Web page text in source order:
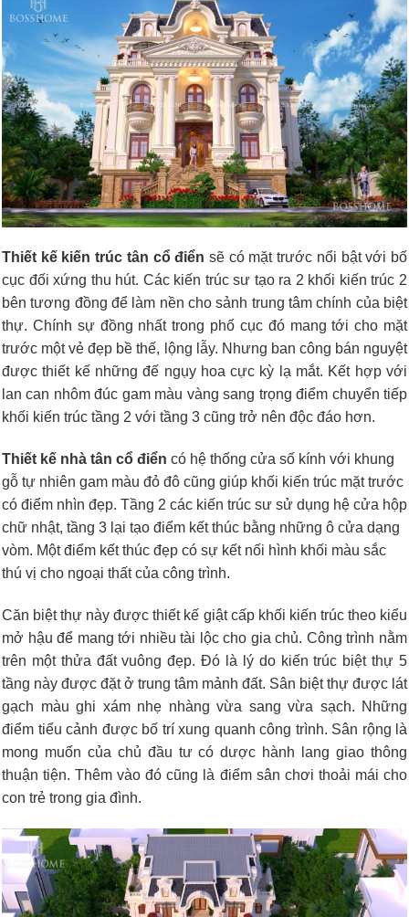
Thiết kế kiến trúc tân cổ điển sẽ có mặt trước nổi bật với bố
cục đối xứng thu hút. Các kiến trúc sư tạo ra 2 khối kiến trúc 2
bên tương đồng để làm nền cho sảnh trung tâm chính của biệt
thự. Chính sự đồng nhất trong phố cục đó mang tới cho mặt
trước một vẻ đẹp bề thế, lộng lẫy. Nhưng ban công bán nguyệt
được thiết kế những đế ngụy hoa cực kỳ lạ mắt. Kết hợp với
lan can nhôm đúc gam màu vàng sang trọng điểm chuyển tiếp
khối kiến trúc tầng 2 với tầng 3 cũng trở nên độc đáo hơn.
Thiết kế nhà tân cổ điển có hệ thống cửa số kính với khung
gỗ tự nhiên gam màu đỏ đô cũng giúp khối kiến trúc mặt trước
có điểm nhìn đẹp. Tầng 2 các kiến trúc sư sử dụng hệ cửa hộp
chữ nhật, tầng 3 lại tạo điểm kết thúc bằng những ô cửa dạng
vòm. Một điểm kết thúc đẹp có sự kết nối hình khối màu sắc
thú vị cho ngoại thất của công trình.
Căn biệt thự này được thiết kế giật cấp khối kiến trúc theo kiểu
mở hậu để mang tới nhiều tài lộc cho gia chủ. Công trình nằm
trên một thửa đất vuông đẹp. Đó là lý do kiến trúc biệt thự 5
tầng này được đặt ở trung tâm mảnh đất. Sân biệt thự được lát
gạch màu ghi xám nhẹ nhàng vừa sang vừa sạch. Những
điểm tiểu cảnh được bố trí xung quanh công trình. Sân rộng là
mong muốn của chủ đầu tư có dược hành lang giao thông
thuận tiện. Thêm vào đó cũng là điểm sân chơi thoải mái cho
con trẻ trong gia đình.